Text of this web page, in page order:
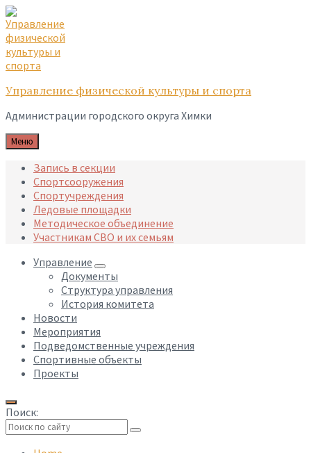
Skip
to
content
Skip
to
main
navigation
Skip
to
footer
Управление физической культуры и спорта
Администрации городского округа Химки
Меню
Запись в секции
Спортсооружения
Спортучреждения
Ледовые площадки
Методическое объединение
Участникам СВО и их семьям
Управление
Документы
Структура управления
История комитета
Новости
Мероприятия
Подведомственные учреждения
Спортивные объекты
Проекты
Поиск: